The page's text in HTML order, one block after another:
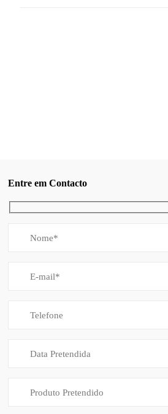
Entre em Contacto